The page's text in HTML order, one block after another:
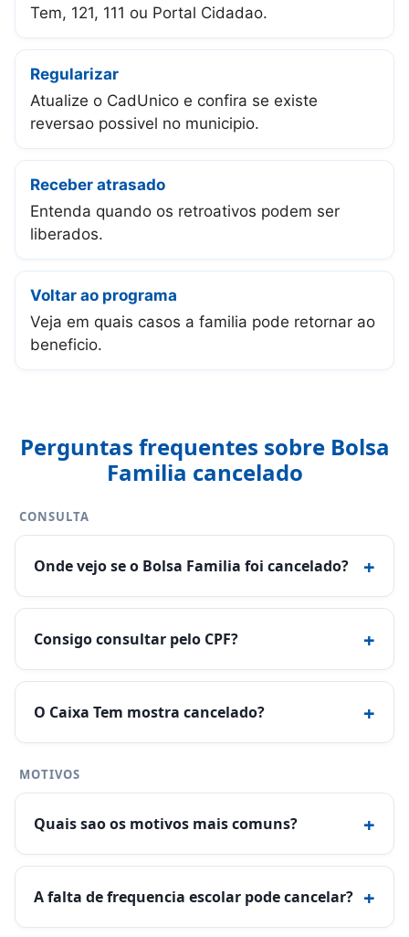
Tem, 121, 111 ou Portal Cidadao.
Regularizar
Atualize o CadUnico e confira se existe
reversao possivel no municipio.
Receber atrasado
Entenda quando os retroativos podem ser
liberados.
Voltar ao programa
Veja em quais casos a familia pode retornar ao
beneficio.
Perguntas frequentes sobre Bolsa
Familia cancelado
CONSULTA
Onde vejo se o Bolsa Familia foi cancelado? +
Consigo consultar pelo CPF? +
O Caixa Tem mostra cancelado? +
MOTIVOS
Quais sao os motivos mais comuns? +
A falta de frequencia escolar pode cancelar? +